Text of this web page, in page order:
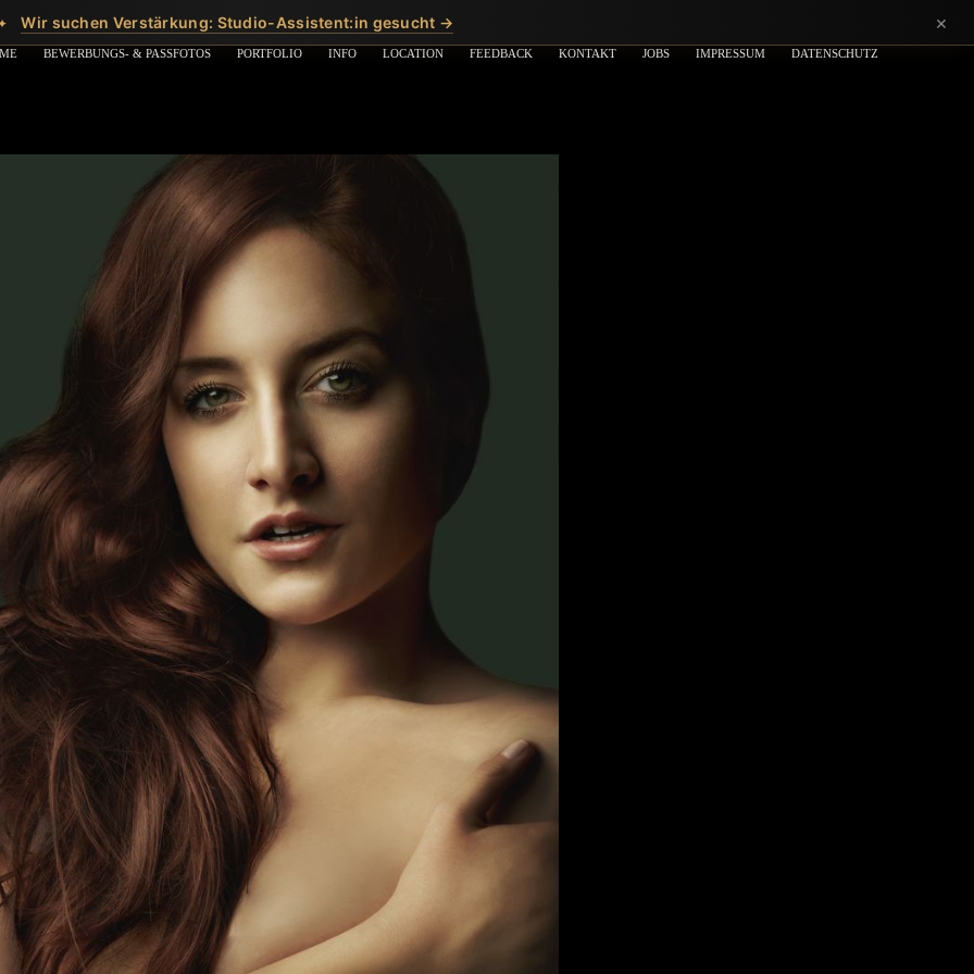
BEWERBUNGS- & PASSFOTOS PORTFOLIO INFO LOCATION FEEDBACK KONTAKT JOBS IMPRESSUM DATENSCHUTZ
Wir suchen Verstärkung: Studio-Assistent:in gesucht → ×